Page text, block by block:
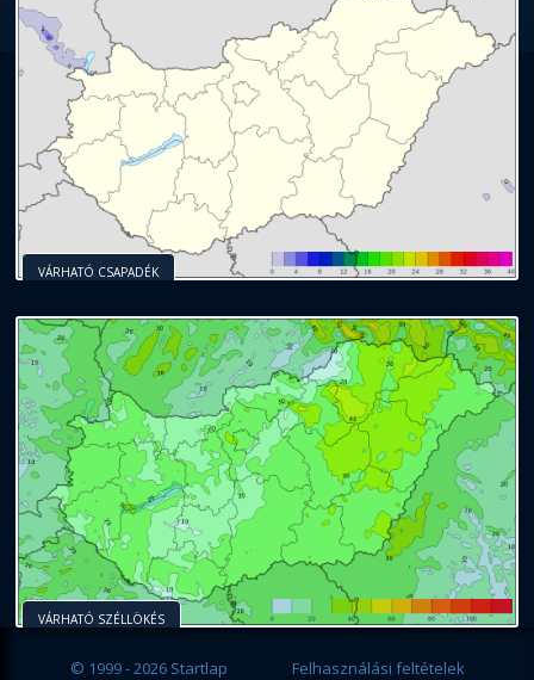
VÁRHATÓ CSAPADÉK
VÁRHATÓ SZÉLLÖKÉS
© 1999 - 2026 Startlap Felhasználási feltételek